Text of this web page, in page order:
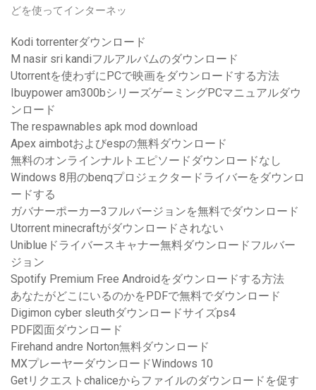
どを使ってインターネッ
Kodi torrenterダウンロード
M nasir sri kandiフルアルバムのダウンロード
Utorrentを使わずにPCで映画をダウンロードする方法
Ibuypower am300bシリーズゲーミングPCマニュアルダウ
ンロード
The respawnables apk mod download
Apex aimbotおよびespの無料ダウンロード
無料のオンラインナルトエピソードダウンロードなし
Windows 8用のbenqプロジェクタードライバーをダウンロ
ードする
ガバナーポーカー3フルバージョンを無料でダウンロード
Utorrent minecraftがダウンロードされない
Uniblueドライバースキャナー無料ダウンロードフルバー
ジョン
Spotify Premium Free Androidをダウンロードする方法
あなたがどこにいるのかをPDFで無料でダウンロード
Digimon cyber sleuthダウンロードサイズps4
PDF図面ダウンロード
Firehand andre Norton無料ダウンロード
MXプレーヤーダウンロードWindows 10
Getリクエストchaliceからファイルのダウンロードを促す